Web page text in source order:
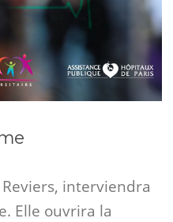
interviendra
Elle ouvrira la